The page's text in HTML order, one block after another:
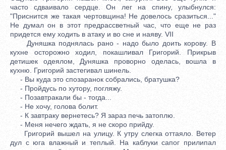
часто сдваивало сердце. Он лег на спину, улыбнулся:
"Приснится же такая чертовщина! Не довелось сразиться..."
Не думал он в этот предрассветный час, что еще не раз
придется ему ходить в атаку и во сне и наяву. VII
Дуняшка поднялась рано - надо было доить корову. В
кухне осторожно ходил, покашливал Григорий. Прикрыв
детишек одеялом, Дуняшка проворно оделась, вошла в
кухню. Григорий застегивал шинель.
- Вы куда это спозаранок собрались, братушка?
- Пройдусь по хутору, погляжу.
- Позавтракали бы - тогда...
- Не хочу, голова болит.
- К завтраку вернетесь? Я зараз печь затоплю.
- Меня нечего ждать, я не скоро прийду.
Григорий вышел на улицу. К утру слегка оттаяло. Ветер
дул с юга влажный и теплый. На каблуки сапог прилипал